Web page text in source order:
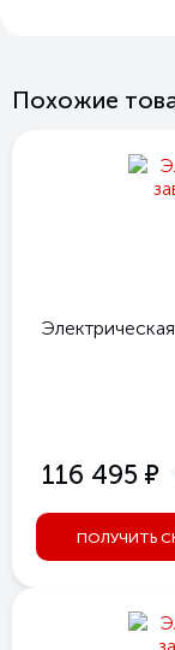
Похожие
116 495 е
ПОЛУЧИТЬ